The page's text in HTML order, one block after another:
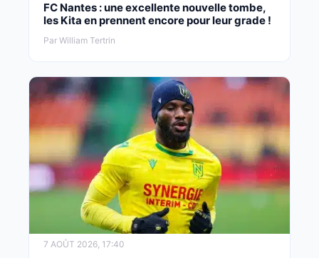
FC Nantes : une excellente nouvelle tombe,
les Kita en prennent encore pour leur grade !
Par William Tertrin
7 AOÛT 2026, 17:40